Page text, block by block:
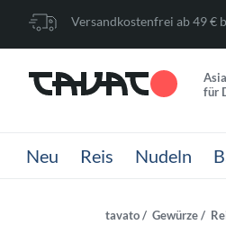
Versandkostenfrei ab 49 €
für
Neu Reis Nudeln
tavato Gewürze